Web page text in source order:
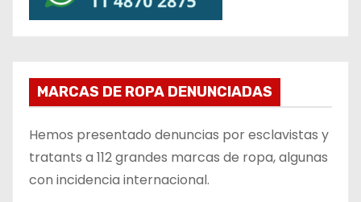
MARCAS DE ROPA DENUNCIADAS
Hemos presentado denuncias por esclavistas y
tratants a 112 grandes marcas de ropa, algunas
con incidencia internacional.